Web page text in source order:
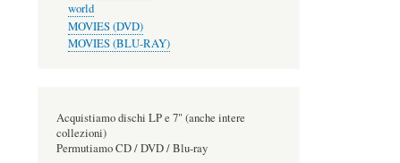
world
MOVIES (DVD)
MOVIES (BLU-RAY)
Acquistiamo dischi LP e 7" (anche intere
collezioni)
Permutiamo CD / DVD / Blu-ray